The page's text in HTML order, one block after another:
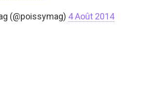
(@poissymag) 4 Août 2014